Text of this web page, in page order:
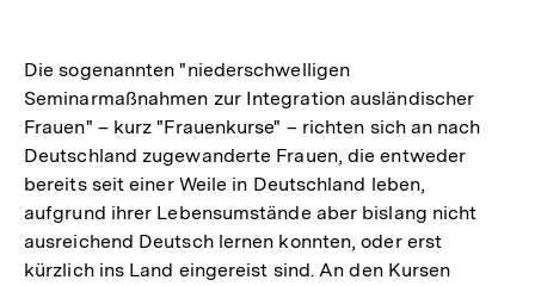
Die sogenannten "niederschwelligen
Seminarmaßnahmen zur Integration ausländischer
Frauen" – kurz "Frauenkurse" – richten sich an nach
Deutschland zugewanderte Frauen, die entweder
bereits seit einer Weile in Deutschland leben,
aufgrund ihrer Lebensumstände aber bislang nicht
ausreichend Deutsch lernen konnten, oder erst
kürzlich ins Land eingereist sind. An den Kursen